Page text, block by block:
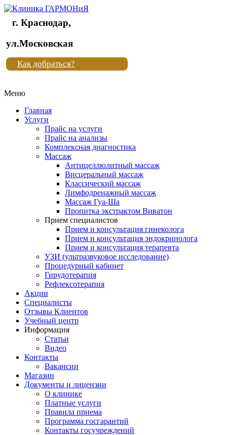
Клиника
"Новая
жизнь"
Клиника
жизнь"
г. Краснодар,
ул.Московская
Как добраться?
Меню
Главная
Услуги
Прайс на услуги
Прайс на анализы
Комплексная диагностика
Массаж
Антицеллюлитный массаж
Висцеральный массаж
Классический массаж
Лимфодренажный массаж
Массаж Гуа-Ша
Пропитка экстрактом Виватон
Прием специалистов
Прием и консультация гинеколога
Прием и консультация эндокринолога
Прием и консультация терапевта
УЗИ (ультразвуковое исследование)
Процедурный кабинет
Гирудотерапия
Рефлексотерапия
Акции
Специалисты
Отзывы Клиентов
Учебный центр
Информация
Статьи
Видео
Контакты
Вакансии
Магазин
Документы и лицензии
О клинике
Платные услуги
Правила приема
Программа госгарантий
Контакты госучреждений